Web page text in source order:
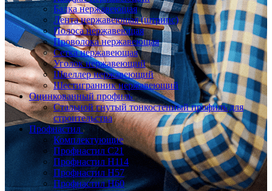
Балка нержавеющая
Лента нержавеющая (штрипс)
Полоса нержавеющая
Проволока нержавеющая
Сетка нержавеющая
Уголок нержавеющий
Швеллер нержавеющий
Шестигранник нержавеющий
Оцинкованный профиль
Стальной гнутый тонкостенный профиль для
строительства
Профнастил
Комплектующие
Профнастил C21
Профнастил Н114
Профнастил Н57
Профнастил Н60